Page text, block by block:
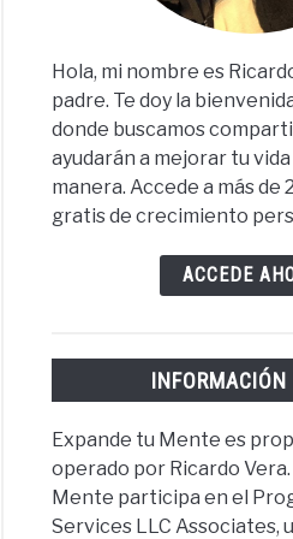
Hola, mi nombre es
padre. Te doy la
donde buscamos
ayudarán a mejorar tu
manera. Accede a más de
gratis de crecimiento
ACCEDE
INFORMACIÓN
Expande tu Mente es
operado por Ricardo
Mente participa en el
Services LLC Associates,